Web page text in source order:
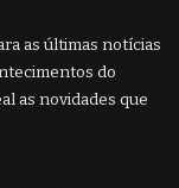
as últimas notícias
do
as novidades que